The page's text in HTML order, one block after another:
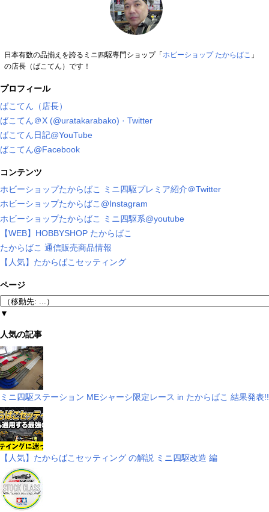
日本有数の品揃えを誇るミニ四駆専門ショップ「 ホビーショップ たからばこ 」
の店長（ばこてん）です！
プロフィール
ばこてん（店長）
ばこてん＠X (@uratakarabako) · Twitter
ばこてん日記@YouTube
ばこてん@Facebook
コンテンツ
ホビーショップたからばこ ミニ四駆プレミア紹介＠Twitter
ホビーショップたからばこ@Instagram
ホビーショップたからばこ ミニ四駆系@youtube
【WEB】HOBBYSHOP たからばこ
たからばこ 通信販売商品情報
【人気】たからばこセッティング
ページ
▼
人気の記事
ミニ四駆ステーション MEシャーシ限定レース in たからばこ 結果発表!!
【人気】たからばこセッティング の解説 ミニ四駆改造 編